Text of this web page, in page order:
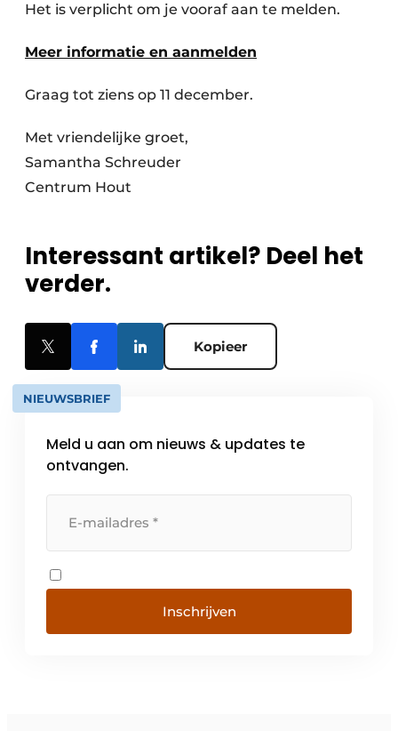
Het is verplicht om je vooraf aan te melden.
Meer informatie en aanmelden
Graag tot ziens op 11 december.
Met vriendelijke groet,
Samantha Schreuder
Centrum Hout
Interessant artikel? Deel het
verder.
Kopieer
NIEUWSBRIEF
Meld u aan om nieuws & updates te
ontvangen.
Inschrijven